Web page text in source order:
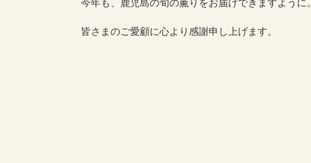
今年も、鹿児島の旬の薫りをお届けできますように。
皆さまのご愛顧に心より感謝申し上げます。